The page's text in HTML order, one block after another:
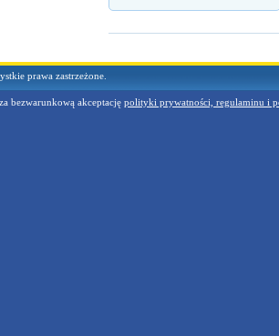
prawa zastrzeżone.
bezwarunkową akceptację polityki prywatności, regulaminu i